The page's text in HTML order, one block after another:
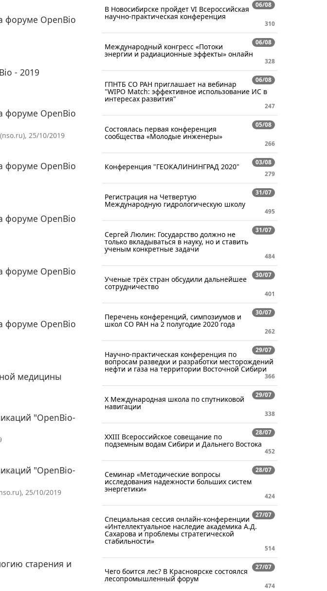
форуме OpenBio
- 2019
форуме OpenBio
25/10/2019
форуме OpenBio
форуме OpenBio
форуме OpenBio
форуме OpenBio
медицины
"OpenBio-
"OpenBio-
25/10/2019
старения и
06/08
В Новосибирске пройдет VI Всероссийская
научно-практическая конференция
310
06/08
Международный конгресс «Потоки
энергии и радиационные эффекты» онлайн
328
06/08
ГПНТБ СО РАН приглашает на вебинар
"WIPO Match: эффективное использование ИС в
интересах развития"
247
05/08
Состоялась первая конференция
сообщества «Молодые инженеры»
266
03/08
Конференция "ГЕОКАЛИНИНГРАД 2020"
279
31/07
Регистрация на Четвертую
Международную гидрологическую школу
495
31/07
Сергей Люлин: Государство должно не
только вкладываться в науку, но и ставить
ученым конкретные задачи
484
30/07
Ученые трёх стран обсудили дальнейшее
сотрудничество
401
30/07
Перечень конференций, симпозиумов и
школ СО РАН на 2 полугодие 2020 года
262
29/07
Научно-практическая конференция по
вопросам разведки и разработки месторождений
нефти и газа на территории Восточной Сибири
366
29/07
X Международная школа по спутниковой
навигации
338
28/07
XXIII Всероссийское совещание по
подземным водам Сибири и Дальнего Востока
452
28/07
Семинар «Методические вопросы
исследования надежности больших систем
энергетики»
424
27/07
Специальная сессия онлайн-конференции
«Интеллектуальное наследие академика А.Д.
Сахарова и проблемы стратегической
стабильности»
514
27/07
Чего боится лес? В Красноярске состоялся
лесопромышленный форум
474